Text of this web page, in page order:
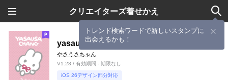
クリエイターズ着せかえ
トレンド検索ワードで新しいスタンプに
出会えるかも！
yasausa chang Ballet core
やさうさちゃん
V1.28 / 有効期間 - 期限なし
iOS 26デザイン部分対応